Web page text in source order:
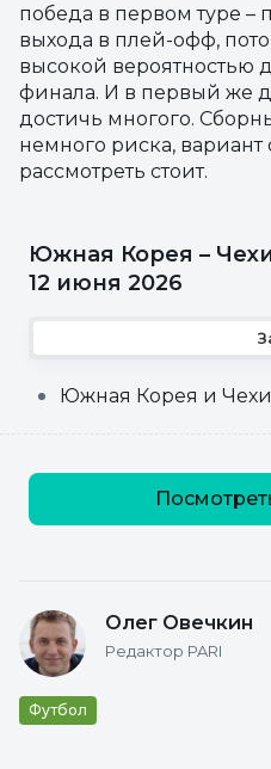
победа в первом туре –
выхода в плей-офф,
высокой вероятностью
финала. И в первый же
достичь многого.
немного риска,
рассмотреть стоит.
Южная Корея –
12 июня 2026
Южная Корея и
Олег Овечкин
Редактор PARI
Футбол